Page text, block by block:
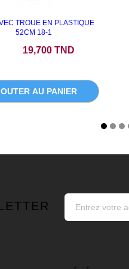
TROUE EN PLASTIQUE
52CM 18-1
19,700 TND
AU PANIER